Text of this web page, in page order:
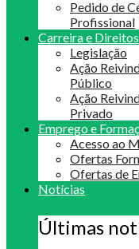
Pedido de
Profissional
Carreira e Direitos
Legislação
Ação
Público
Ação
Privado
Emprego e
Acesso ao
Ofertas
Ofertas de
Notícias
Últimas